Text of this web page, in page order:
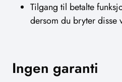
Tilgang til betalte
dersom du bryter disse
Ingen garanti